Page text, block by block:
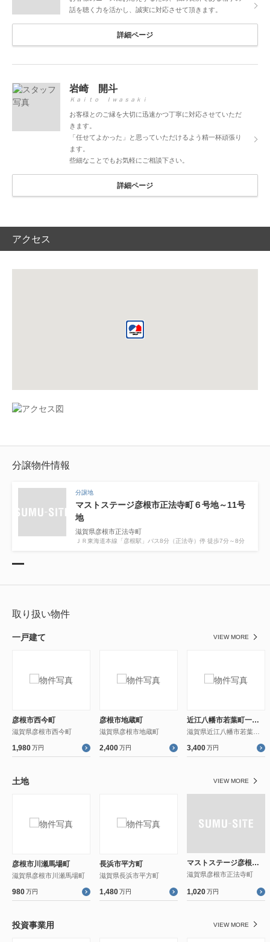
話を聴く力を活かし、誠実に対応させて頂きます。
詳細ページ
岩崎 開斗
Ｋａｉｔｏ Ｉｗａｓａｋｉ
お客様とのご縁を大切に迅速かつ丁寧に対応させていただ
きます。
「任せてよかった」と思っていただけるよう精一杯頑張り
ます。
些細なことでもお気軽にご相談下さい。
詳細ページ
アクセス
分譲物件情報
分譲地
マストステージ彦根市正法寺町６号地～11号
地
滋賀県彦根市正法寺町
ＪＲ東海道本線「彦根駅」バス8分（正法寺）停 徒歩7分～8分
取り扱い物件
一戸建て
彦根市西今町
滋賀県彦根市西今町
1,980 万円
彦根市地蔵町
滋賀県彦根市地蔵町
2,400 万円
近江八幡市若葉町一丁目
3,400 万円
VIEW MORE
土地
彦根市川瀬馬場町
滋賀県彦根市川瀬馬場町
980 万円
長浜市平方町
滋賀県長浜市平方町
1,480 万円
マストステージ彦根市正法寺町１０号地
滋賀県彦根市正法寺町
1,020 万円
VIEW MORE
投資事業用 VIEW MORE